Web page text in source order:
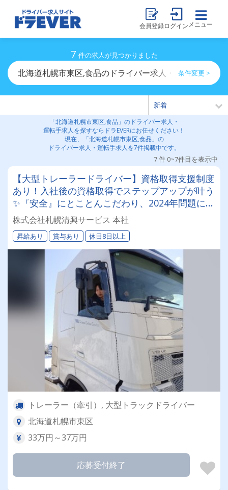
会員登録ログイン メニュー
7 件の求人が見つかりました
北海道札幌市東区,食品のドライバー求人・運転手求人一
条件変更 >
「北海道札幌市東区,食品」のドライバー求人・
運転手求人を探すならドラEVERにお任せください！
現在、「北海道札幌市東区,食品」の
ドライバー求人・運転手求人を7件掲載中です。
7 件 0~7件目を表示中
【大型トレーラードライバー】資格取得支援制度
あり！入社後の資格取得でステップアップが叶う
✨『安全』にとことんこだわり、2024年問題にも
徹底対応しています。
株式会社札幌清興サービス 本社
昇給あり 賞与あり 休日8日以上
トレーラー（牽引）, 大型トラックドライバー
北海道札幌市東区
33万円～37万円
応募受付終了